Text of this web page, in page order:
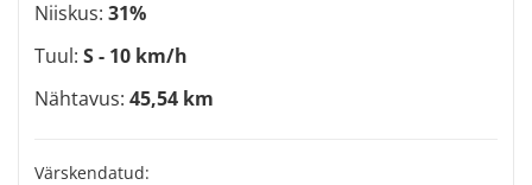
Niiskus: 31%
Tuul: S - 10 km/h
Nähtavus: 45,54 km
Värskendatud: